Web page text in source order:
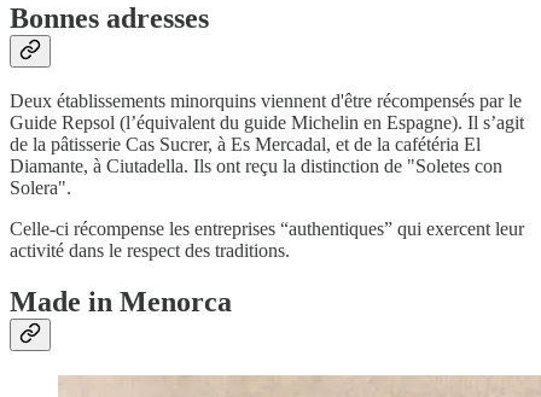
Bonnes adresses
Deux établissements minorquins viennent d'être récompensés par le
Guide Repsol (l’équivalent du guide Michelin en Espagne). Il s’agit
de la pâtisserie Cas Sucrer, à Es Mercadal, et de la cafétéria El
Diamante, à Ciutadella. Ils ont reçu la distinction de "Soletes con
Solera".
Celle-ci récompense les entreprises “authentiques” qui exercent leur
activité dans le respect des traditions.
Made in Menorca